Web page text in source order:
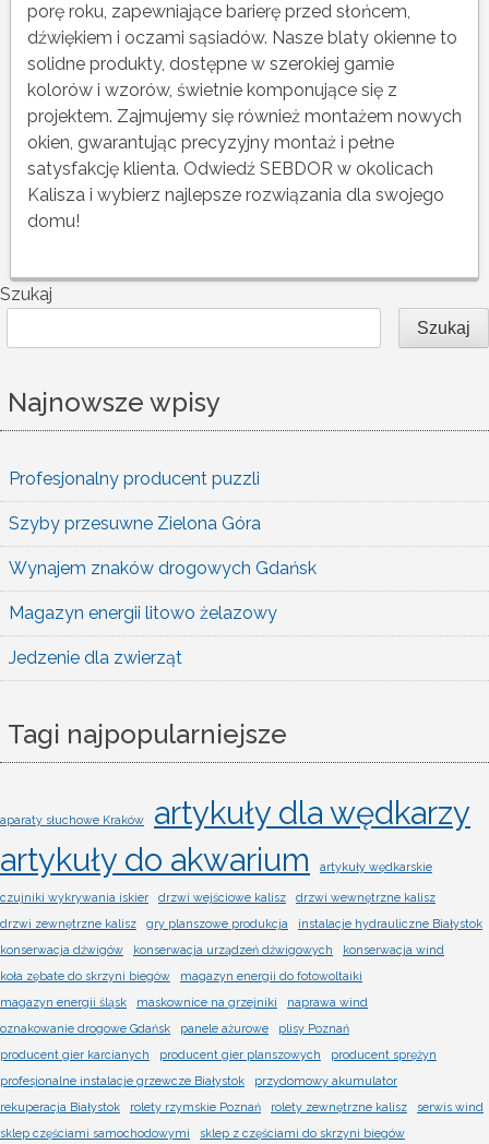
porę roku, zapewniające barierę przed słońcem,
dźwiękiem i oczami sąsiadów. Nasze blaty okienne to
solidne produkty, dostępne w szerokiej gamie
kolorów i wzorów, świetnie komponujące się z
projektem. Zajmujemy się również montażem nowych
okien, gwarantując precyzyjny montaż i pełne
satysfakcję klienta. Odwiedź SEBDOR w okolicach
Kalisza i wybierz najlepsze rozwiązania dla swojego
domu!
Szukaj
Szukaj
Najnowsze wpisy
Profesjonalny producent puzzli
Szyby przesuwne Zielona Góra
Wynajem znaków drogowych Gdańsk
Magazyn energii litowo żelazowy
Jedzenie dla zwierząt
Tagi najpopularniejsze
aparaty słuchowe Kraków
artykuły dla wędkarzy
artykuły do akwarium
artykuły wędkarskie
czujniki wykrywania iskier drzwi wejściowe kalisz
drzwi wewnętrzne kalisz
drzwi zewnętrzne kalisz
gry planszowe produkcja
instalacje hydrauliczne Białystok
konserwacja dźwigów
konserwacja urządzeń dźwigowych
konserwacja wind
koła zębate do skrzyni biegów
magazyn energii do fotowoltaiki
magazyn energii śląsk
maskownice na grzejniki
naprawa wind
oznakowanie drogowe Gdańsk
panele ażurowe
plisy Poznań
producent gier karcianych
producent gier planszowych
producent sprężyn
profesjonalne instalacje grzewcze Białystok
przydomowy akumulator
rekuperacja Białystok
rolety rzymskie Poznań rolety zewnętrzne kalisz
serwis wind
sklep częściami samochodowymi
sklep z częściami do skrzyni biegów